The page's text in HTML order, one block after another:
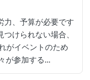
力、予算が必要です
けられない場合、
がイベントのため
が参加する...